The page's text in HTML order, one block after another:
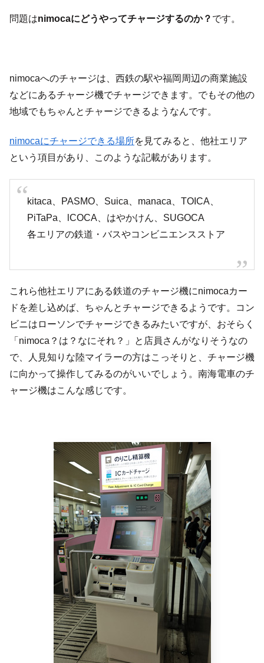
問題はnimocaにどうやってチャージするのか？ です。
nimocaへのチャージは、西鉄の駅や福岡周辺の商業施設
などにあるチャージ機でチャージできます。でもその他の
地域でもちゃんとチャージできるようなんです。
nimocaにチャージできる場所を見てみると、他社エリア
という項目があり、このような記載があります。
kitaca、PASMO、Suica、manaca、TOICA、
PiTaPa、lCOCA、はやかけん、SUGOCA
各エリアの鉄道・バスやコンビニエンスストア
これら他社エリアにある鉄道のチャージ機にnimocaカー
ドを差し込めば、ちゃんとチャージできるようです。コン
ビニはローソンでチャージできるみたいですが、おそらく
「nimoca？は？なにそれ？」と店員さんがなりそうなの
で、人見知りな陸マイラーの方はこっそりと、チャージ機
に向かって操作してみるのがいいでしょう。南海電車のチ
ャージ機はこんな感じです。